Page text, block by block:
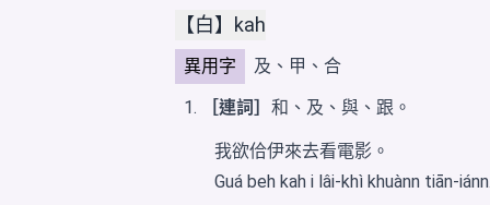
【白】kah
異用字
及、甲、合
［連詞］ 和、及、與、跟。
我欲佮伊來去看電影。
Guá beh kah i lâi-khì khuànn tiān-